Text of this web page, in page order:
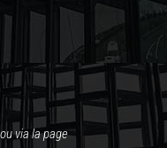
via la page